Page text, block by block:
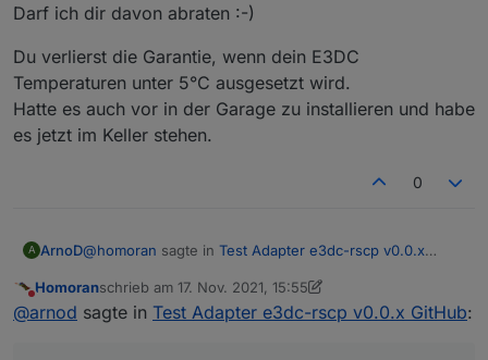
Ich wollte den E3DC in die Garage stellen.
nicht gedacht.
Darf ich dir davon abraten :-)
Du verlierst die Garantie, wenn dein E3DC
Temperaturen unter 5°C ausgesetzt wird.
Hatte es auch vor in der Garage zu installieren und habe
es jetzt im Keller stehen.
0
A ArnoD@homoran sagte in Test Adapter e3dc-rscp v0.0.x
Ich wollte den E3DC in die Garage stellen.
Nicht stören
Homoranschrieb am 17. Nov. 2021, 15:55
zuletzt editiert von Homoran
@arnod sagte in Test Adapter e3dc-rscp v0.0.x GitHub: